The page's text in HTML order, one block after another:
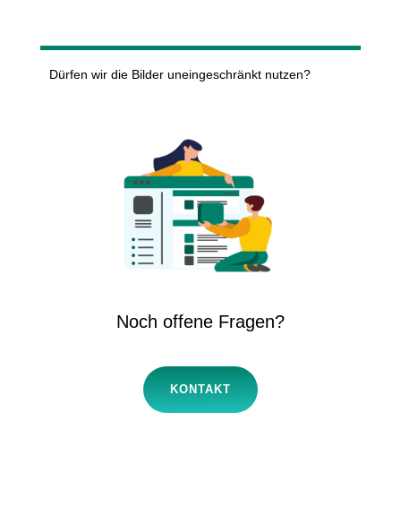
Dürfen wir die Bilder uneingeschränkt nutzen?
Noch offene Fragen?
KONTAKT